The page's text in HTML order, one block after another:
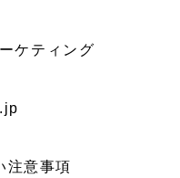
ケティング
注意事項